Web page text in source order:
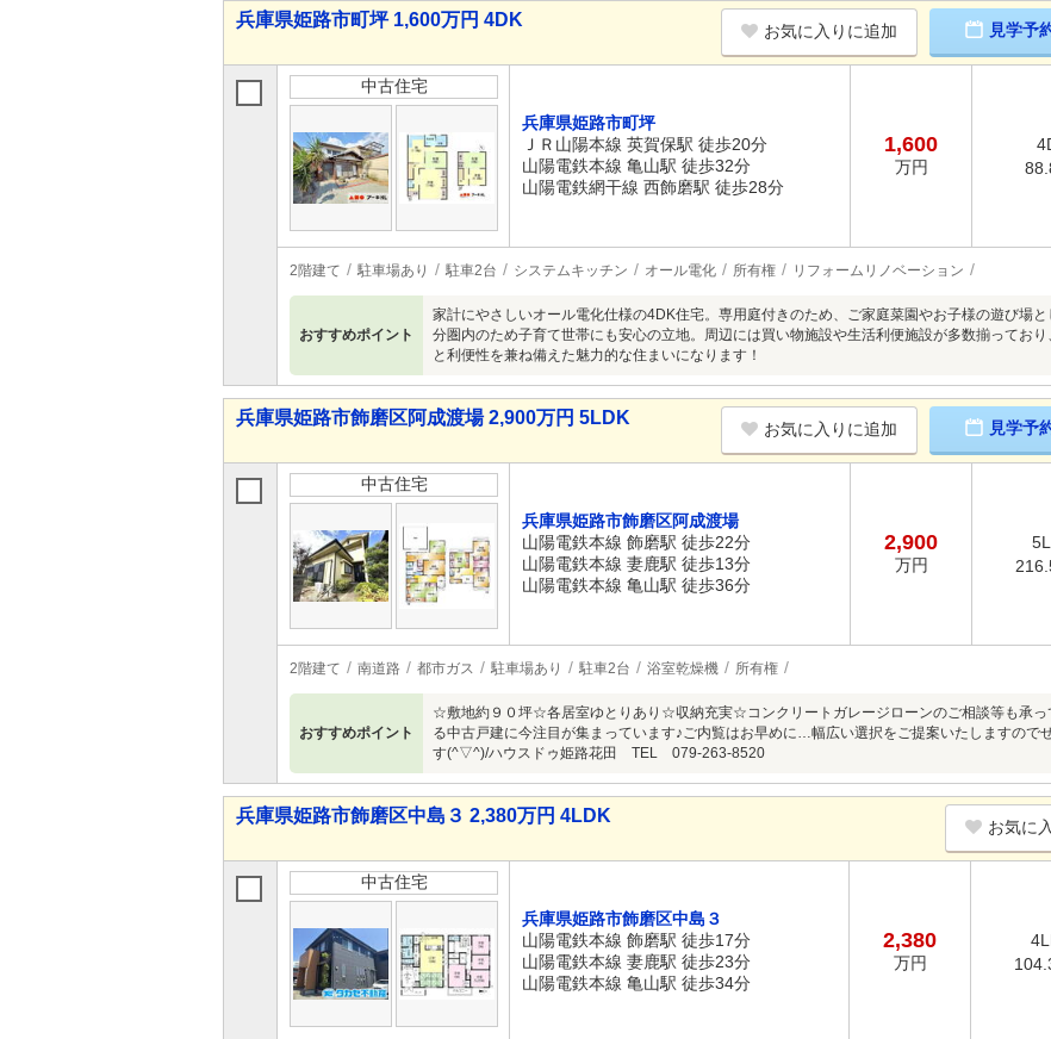
兵庫県姫路市町坪 1,600万円 4DK
お気に入りに追加 見学予
中古住宅
兵庫県姫路市町坪
ＪＲ山陽本線 英賀保駅 徒歩20分
山陽電鉄本線 亀山駅 徒歩32分
山陽電鉄網干線 西飾磨駅 徒歩28分
1,600
万円
2階建て 駐車場あり 駐車2台 システムキッチン オール電化 所有権 リフォームリノベーション
おすすめポイント
家計にやさしいオール電化仕様の4DK住宅。専用庭付きのため、ご家庭菜園やお子様の遊び場
分圏内のため子育て世帯にも安心の立地。周辺には買い物施設や生活利便施設が多数揃ってお
と利便性を兼ね備えた魅力的な住まいになります！
兵庫県姫路市飾磨区阿成渡場 2,900万円 5LDK
お気に入りに追加 見学予
中古住宅
兵庫県姫路市飾磨区阿成渡場
山陽電鉄本線 飾磨駅 徒歩22分
山陽電鉄本線 妻鹿駅 徒歩13分
山陽電鉄本線 亀山駅 徒歩36分
2,900
万円
2階建て 南道路 都市ガス 駐車場あり 駐車2台 浴室乾燥機 所有権
おすすめポイント
☆敷地約９０坪☆各居室ゆとりあり☆収納充実☆コンクリートガレージローンのご相談等も承っ
る中古戸建に今注目が集まっています♪ご内覧はお早めに…幅広い選択をご提案いたしますので
す(^▽^)/ハウスドゥ姫路花田 TEL 079-263-8520
兵庫県姫路市飾磨区中島３ 2,380万円 4LDK
お気に
中古住宅
兵庫県姫路市飾磨区中島３
山陽電鉄本線 飾磨駅 徒歩17分
山陽電鉄本線 妻鹿駅 徒歩23分
山陽電鉄本線 亀山駅 徒歩34分
2,380
万円